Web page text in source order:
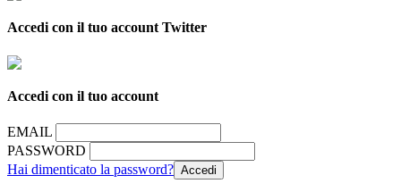
Accedi con il tuo account Twitter
Accedi con il tuo account
EMAIL
PASSWORD
Hai dimenticato la password?